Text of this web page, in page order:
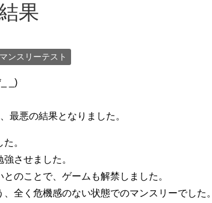
果
マンスリーテスト
_)
最悪の結果となりました。
。
させました。
のことで、ゲームも解禁しました。
全く危機感のない状態でのマンスリーでした。